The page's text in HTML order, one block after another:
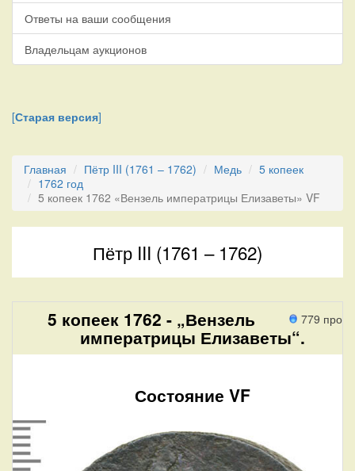
Ответы на ваши сообщения
Владельцам аукционов
[Старая версия]
Главная Пётр III (1761 – 1762) Медь
5 копеек
1762 год
5 копеек 1762 «Вензель императрицы Елизаветы» VF
Пётр III (1761 – 1762)
779
5 копеек 1762 - „Вензель
императрицы Елизаветы“.
Состояние VF